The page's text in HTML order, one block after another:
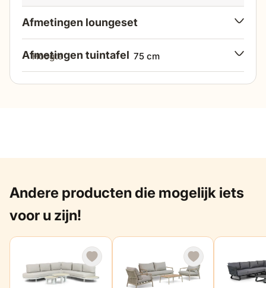
Afmetingen loungeset
hoogte 75 cm
zitdiepte 55 cm
hoogte armleuning 61 cm
totale hoogte (incl
kussen)
85 cm
Afmetingen tuintafel
breedte tafelpoot 3 cm
Andere producten die mogelijk iets
voor u zijn!